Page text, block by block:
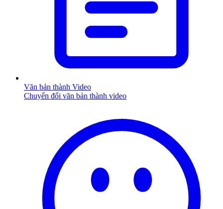
Văn bản thành Video
Chuyển đổi văn bản thành video